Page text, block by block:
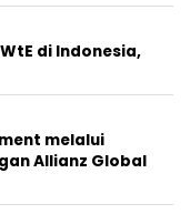
WtE di Indonesia,
melalui
Allianz Global